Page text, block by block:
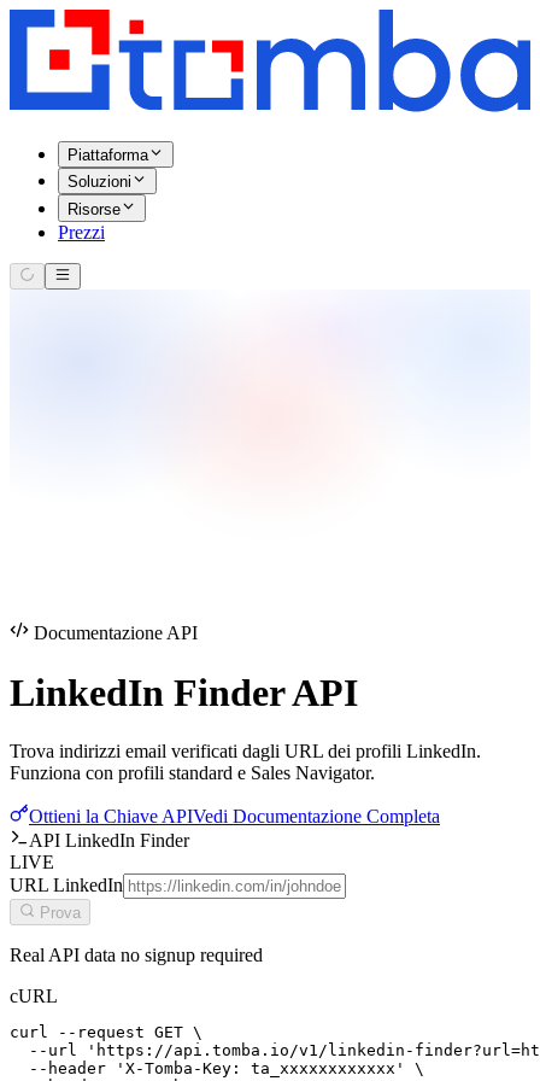
Piattaforma
Soluzioni
Risorse
Prezzi
Documentazione API
LinkedIn FinderAPI
Trova indirizzi email verificati dagli URL dei profili LinkedIn.
Funziona con profili standard e Sales Navigator.
Ottieni la Chiave APIVedi Documentazione Completa
API LinkedIn Finder
LIVE
URL LinkedIn
Prova
Real API data no signup required
cURL
curl --request GET \
--url 'https://api.tomba.io/v1/linkedin-
  --header 'X-Tomba-Key: ta_xxxxxxxxxxxx' \